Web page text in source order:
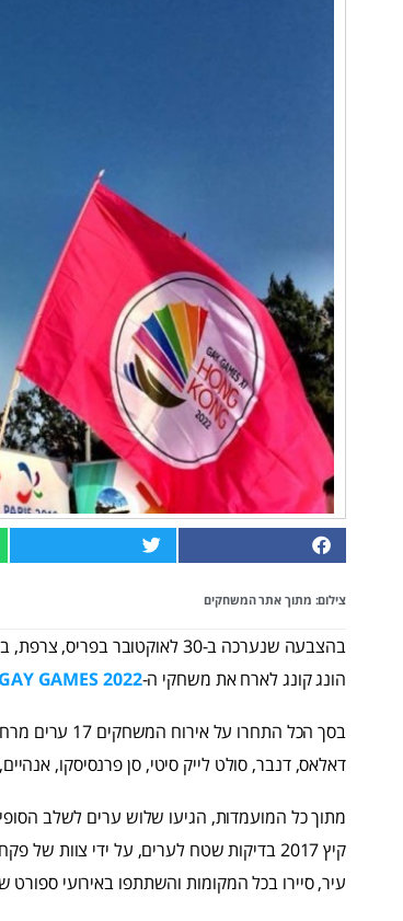
צילום: מתוך אתר המשחקים
הונג קונג לארח את משחקי ה-GAY GAMES 2022
דאלאס, דנבר, סולט לייק סיטי, סן פרנסיסקו,
מתוך כל המועמדות, הגיעו שלוש ערים לשלב
עיר, סיירו בכל המקומות והשתתפו באירועי